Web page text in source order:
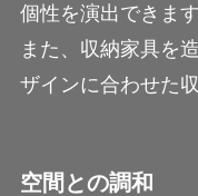
個性を演出できます
また、収納家具を
ザインに合わせた
空間との調和